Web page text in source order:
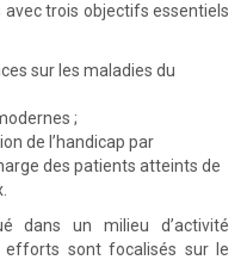
avec trois objectifs essentiels
sur les maladies du
;
de l’handicap par
des patients atteints de
dans un milieu d’activité
efforts sont focalisés sur le